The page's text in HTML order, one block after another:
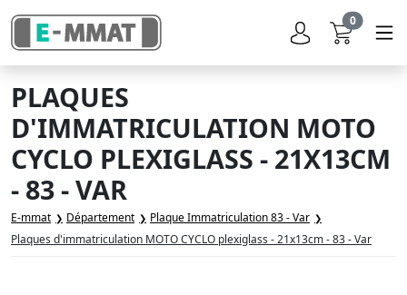
0
PLAQUES
D'IMMATRICULATION MOTO
CYCLO PLEXIGLASS - 21X13CM
- 83 - VAR
E-mmat Département
Plaque Immatriculation 83 - Var
Plaques d'immatriculation MOTO CYCLO plexiglass - 21x13cm - 83 - Var